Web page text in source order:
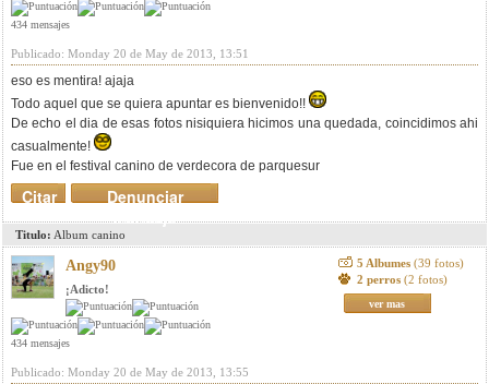
434 mensajes
Publicado: Monday 20 de May de 2013, 13:51
eso es mentira! ajaja
Todo aquel que se quiera apuntar es bienvenido!!
De echo el dia de esas fotos nisiquiera hicimos una quedada, coincidimos ahi
casualmente!
Fue en el festival canino de verdecora de parquesur
Denunciar
mensaje
Citar
Titulo: Album canino
Angy90
¡Adicto!
434 mensajes
5 Albumes (39 fotos)
2 perros (2 fotos)
ver mas
Publicado: Monday 20 de May de 2013, 13:55